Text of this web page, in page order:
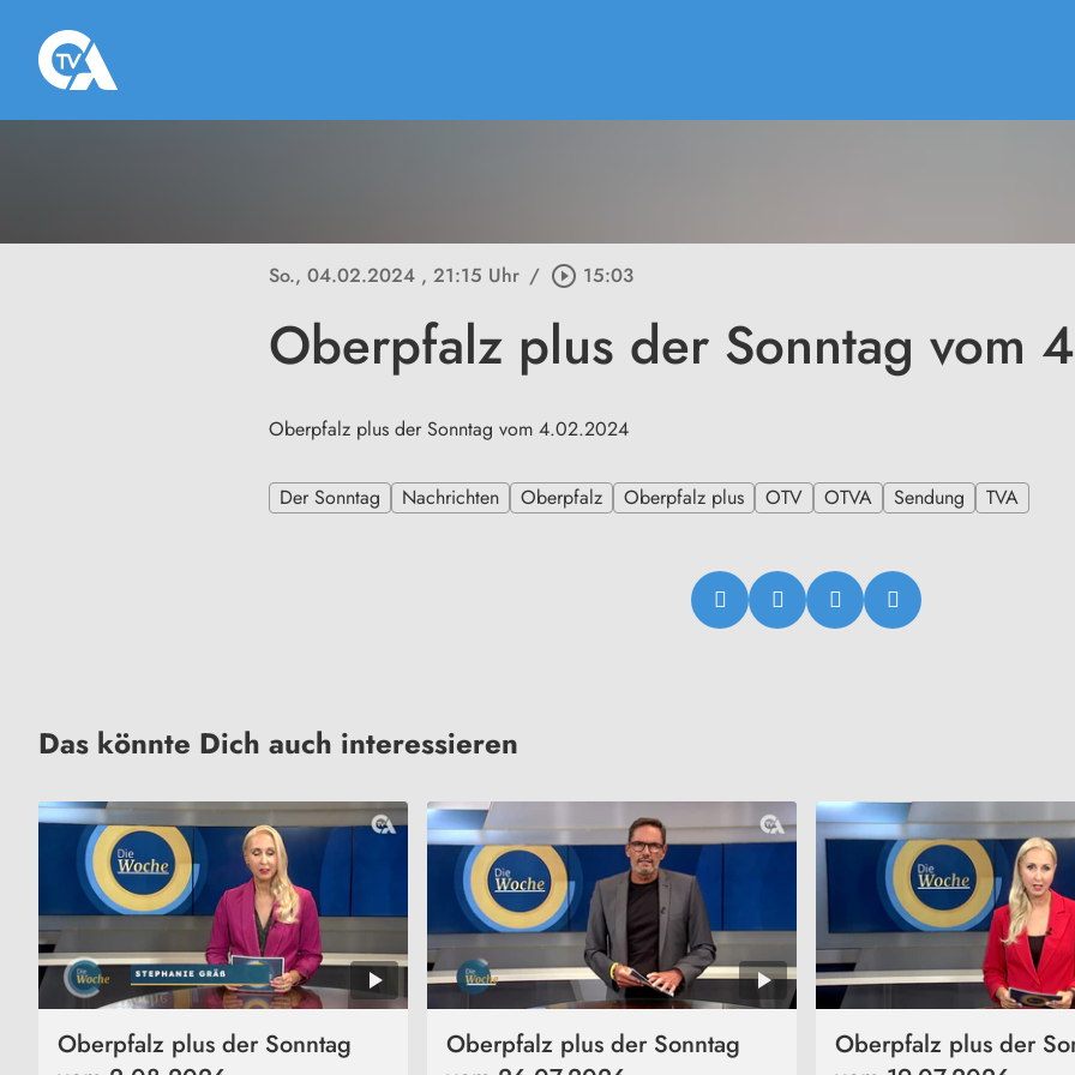
So., 04.02.2024 , 21:15 Uhr / play_circle_outline 15:03
Oberpfalz plus der Sonntag vom
Oberpfalz plus der Sonntag vom 4.02.2024
Der Sonntag Nachrichten Oberpfalz Oberpfalz plus OTV OTVA Sendung TVA
Das könnte Dich auch interessieren
Oberpfalz plus der Sonntag
Oberpfalz plus der Sonntag
Oberpfalz plus der